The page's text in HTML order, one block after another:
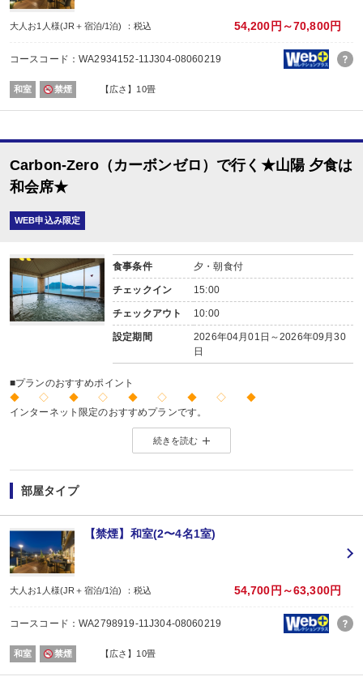
場所:
その他（ダイニング）
【時間】17：30～ 最終開始時間19：00
■朝食
場所:
その他（ダイニング）
ビュッフェ又は和朝食 ※お選びいただけません。
大人お1人様(JR＋宿泊/1泊) ：税込 54,200円～70,800円
コースコード：WA2934152-11J304-08060219
和室 禁煙 【広さ】10畳
Carbon-Zero（カーボンゼロ）で行く★山陽 夕食は
和会席★
WEB申込み限定
食事条件 夕・朝食付
チェックイン 15:00
チェックアウト 10:00
設定期間
2026年04月01日～2026年09月30
日
■プランのおすすめポイント
◆ ◇ ◆ ◇ ◆ ◇ ◆ ◇ ◆
インターネット限定のおすすめプランです。
※店頭・電話・メールでのお問合せや申込みは出来ません。
◆ ◇ ◆ ◇ ◆ ◇ ◆ ◇ ◆
【お楽しみメニュー】
・姉妹館「景勝館 漣亭」との湯めぐりをお楽しみいただけます。
・エステを10％割引でご利用いただけます。
■夕食
場所:
その他（ダイニング）
内容:
和会席
場所:
その他（ダイニング）
内容:
ビュッフェ又は和朝食 ※お選びいただけません。
続きを読む
部屋タイプ
【禁煙】和室(2〜4名1室)
大人お1人様(JR＋宿泊/1泊) ：税込 54,700円～63,300円
コースコード：WA2798919-11J304-08060219
和室 禁煙 【広さ】10畳